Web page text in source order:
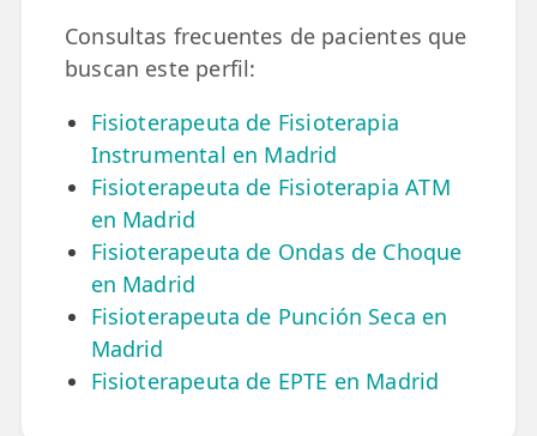
Bursitis de Hombro
Síndrome Piramidal
Tendinitis de Aquiles
Consultas frecuentes de pacientes que
buscan este perfil:
Fisioterapeuta de Fisioterapia
Instrumental en Madrid
Fisioterapeuta de Fisioterapia ATM
en Madrid
Fisioterapeuta de Ondas de Choque
en Madrid
Fisioterapeuta de Punción Seca en
Madrid
Fisioterapeuta de EPTE en Madrid